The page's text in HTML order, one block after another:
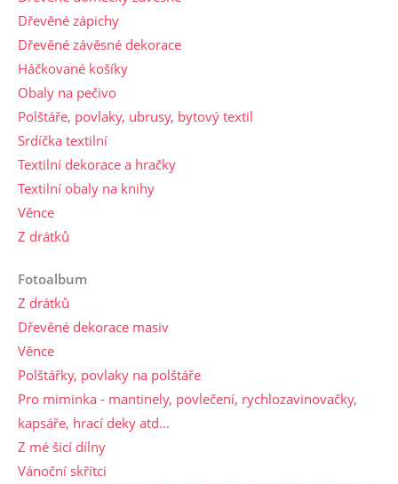
Dřevěné zápichy
Dřevěné závěsné dekorace
Háčkované košíky
Obaly na pečivo
Polštáře, povlaky, ubrusy, bytový textil
Srdíčka textilní
Textilní dekorace a hračky
Textilní obaly na knihy
Věnce
Z drátků
Fotoalbum
Z drátků
Dřevěné dekorace masiv
Věnce
Polštářky, povlaky na polštáře
Pro miminka - mantinely, povlečení, rychlozavinovačky,
kapsáře, hrací deky atd...
Z mé šicí dílny
Vánoční skřítci